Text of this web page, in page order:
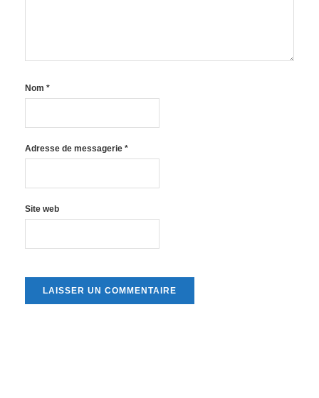
Nom *
Adresse de messagerie *
Site web